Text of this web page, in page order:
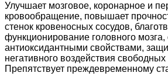
Улучшает мозговое, коронарное и
кровообращение, повышает
стенок кровеносных сосудов,
функционирование головного мозга,
антиоксидантными свойствами,
негативного воздействия
Препятствует преждевременному